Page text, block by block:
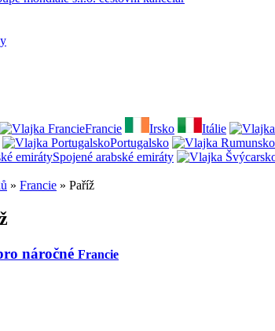
Francie Irsko Itálie
Portugalsko
Spojené arabské emiráty
» Francie » Paříž
náročné Francie